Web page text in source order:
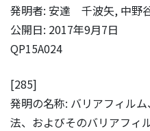
発明者: 安達 千波矢, 中
公開日: 2017年9月7日
QP15A024
[285]
発明の名称: バリアフィル
法、およびそのバリアフィ